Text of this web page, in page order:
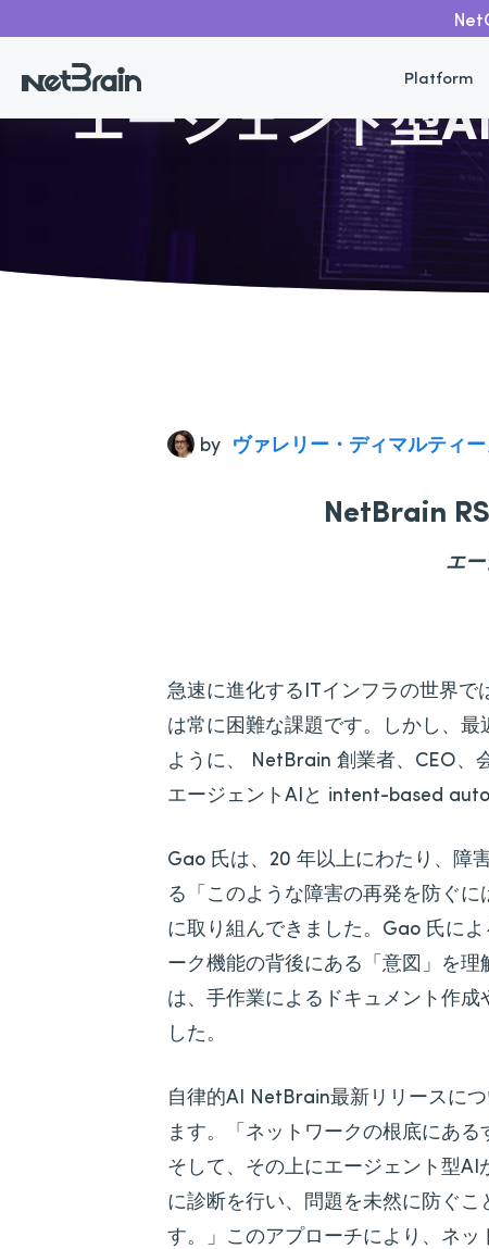
Platform
戻る
エージェント型
by ヴァレリー・ディマルティー
NetBrain
エ
急速に進化するITインフラの世界で
は常に困難な課題です。しかし、
ように、 NetBrain 創業者、CEO、
エージェントAIと intent-based
Gao 氏は、20 年以上にわたり、障
る「このような障害の再発を防ぐ
に取り組んできました。Gao 氏に
ーク機能の背後にある「意図」を
は、手作業によるドキュメント作
した。
自律的AI NetBrain最新リリースに
ます。「ネットワークの根底にある
そして、その上にエージェント型
に診断を行い、問題を未然に防ぐ
す。」このアプローチにより、ネ